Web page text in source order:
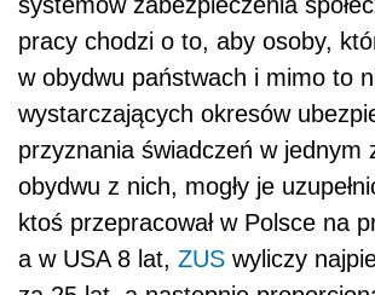
pracy chodzi o to, aby osoby,
w obydwu państwach i mimo to
wystarczających okresów
przyznania świadczeń w jednym
obydwu z nich, mogły je
ktoś przepracował w Polsce na
a w USA 8 lat, ZUS wyliczy